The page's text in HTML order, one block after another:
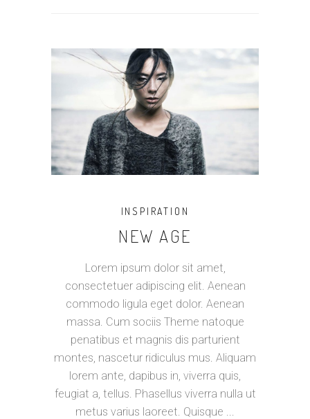
INSPIRATION
NEW AGE
Lorem ipsum dolor sit amet,
consectetuer adipiscing elit. Aenean
commodo ligula eget dolor. Aenean
massa. Cum sociis Theme natoque
penatibus et magnis dis parturient
montes, nascetur ridiculus mus. Aliquam
lorem ante, dapibus in, viverra quis,
feugiat a, tellus. Phasellus viverra nulla ut
metus varius laoreet. Quisque